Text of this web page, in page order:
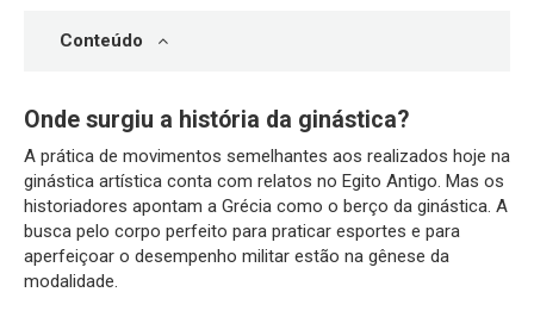
Conteúdo
Onde surgiu a história da ginástica?
A prática de movimentos semelhantes aos realizados hoje na
ginástica artística conta com relatos no Egito Antigo. Mas os
historiadores apontam a Grécia como o berço da ginástica. A
busca pelo corpo perfeito para praticar esportes e para
aperfeiçoar o desempenho militar estão na gênese da
modalidade.